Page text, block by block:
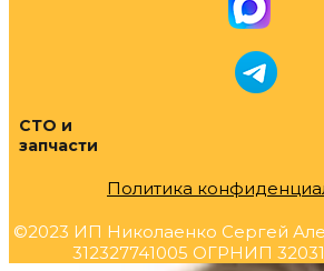
СТО и
запчасти
Политика
©2023 ИП Николаенко Сергей
312327741005 ОГРНИП